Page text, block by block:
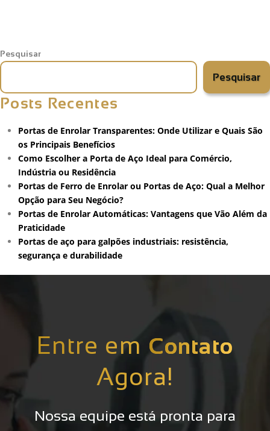
Pesquisar
Pesquisar
Posts Recentes
Portas de Enrolar Transparentes: Onde Utilizar e Quais São
os Principais Benefícios
Como Escolher a Porta de Aço Ideal para Comércio,
Indústria ou Residência
Portas de Ferro de Enrolar ou Portas de Aço: Qual a Melhor
Opção para Seu Negócio?
Portas de Enrolar Automáticas: Vantagens que Vão Além da
Praticidade
Portas de aço para galpões industriais: resistência,
segurança e durabilidade
Entre em Contato
Agora!
Nossa equipe está pronta para